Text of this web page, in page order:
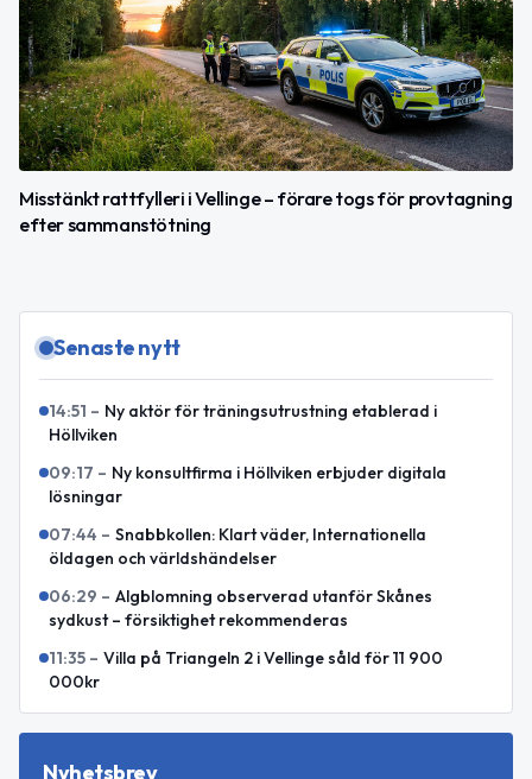
Misstänkt rattfylleri i Vellinge – förare togs för provtagning
efter sammanstötning
Senaste nytt
14:51 – Ny aktör för träningsutrustning etablerad i
Höllviken
09:17 – Ny konsultfirma i Höllviken erbjuder digitala
lösningar
07:44 – Snabbkollen: Klart väder, Internationella
öldagen och världshändelser
06:29 – Algblomning observerad utanför Skånes
sydkust – försiktighet rekommenderas
11:35 – Villa på Triangeln 2 i Vellinge såld för 11 900
000kr
Nyhetsbrev